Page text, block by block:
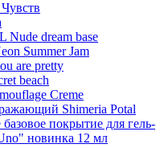
Nude dream base
Summer Jam
are pretty
beach
Creme
Shimeria Potal
покрытие для гель-
новинка 12 мл